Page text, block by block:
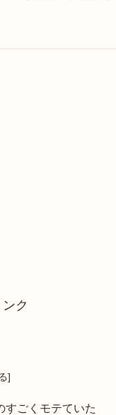
ク
すごくモテていた